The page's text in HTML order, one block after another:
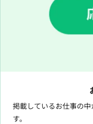
掲載しているお仕事の
す。